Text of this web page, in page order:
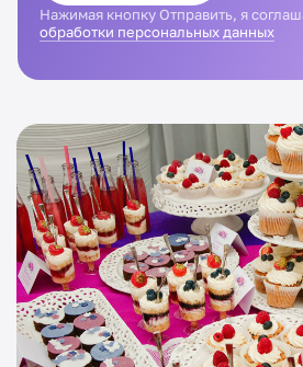
Нажимая кнопку Отправить, я
обработки персональных данных